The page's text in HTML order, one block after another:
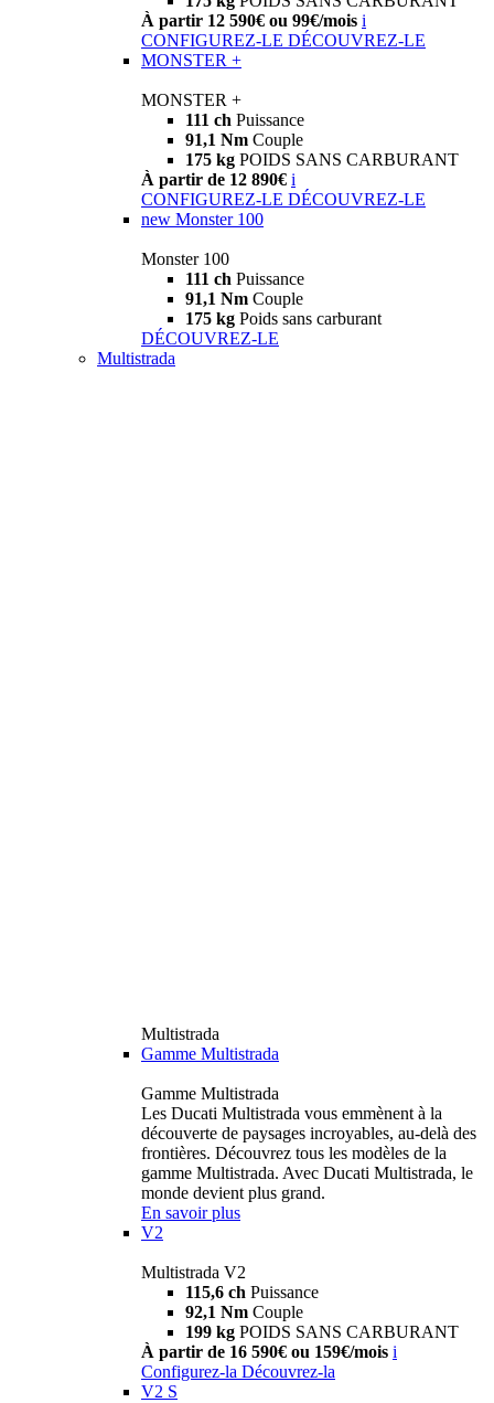
À partir 12 590€ ou 99€/mois i
CONFIGUREZ-LE DÉCOUVREZ-LE
MONSTER +
MONSTER +
111 ch Puissance
91,1 Nm Couple
175 kg POIDS SANS CARBURANT
À partir de 12 890€ i
CONFIGUREZ-LE DÉCOUVREZ-LE
new Monster 100
Monster 100
111 ch Puissance
91,1 Nm Couple
175 kg Poids sans carburant
DÉCOUVREZ-LE
Multistrada
Multistrada
Gamme Multistrada
Gamme Multistrada
Les Ducati Multistrada vous emmènent à la
découverte de paysages incroyables, au-delà des
frontières. Découvrez tous les modèles de la
gamme Multistrada. Avec Ducati Multistrada, le
monde devient plus grand.
En savoir plus
V2
Multistrada V2
115,6 ch Puissance
92,1 Nm Couple
199 kg POIDS SANS CARBURANT
À partir de 16 590€ ou 159€/mois i
Configurez-la Découvrez-la
V2 S